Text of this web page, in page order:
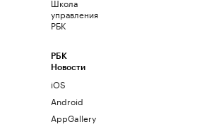
управления
РБК
РБК
Новости
iOS
Android
AppGallery